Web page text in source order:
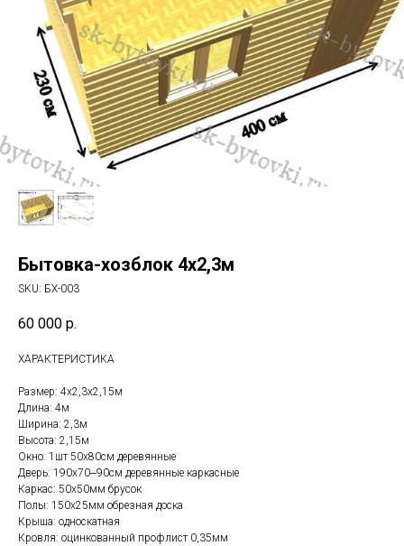
Бытовка-хозблок 4х2,3м
SKU: БХ-003
60 000 р.
ХАРАКТЕРИСТИКА
Размер: 4х2,3х2,15м
Длина: 4м
Ширина: 2,3м
Высота: 2,15м
Окно: 1шт 50х80см деревянные
Дверь: 190х70‒90см деревянные каркасные
Каркас: 50х50мм брусок
Полы: 150х25мм обрезная доска
Крыша: односкатная
Кровля: оцинкованный профлист 0,35мм